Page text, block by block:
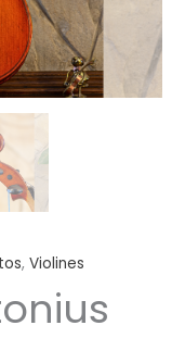
,Violines